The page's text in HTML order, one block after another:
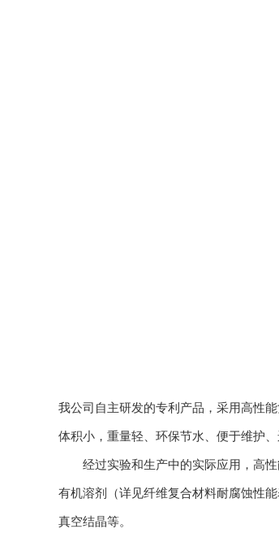
我公司自主研发的专利产品，采用高性
体积小，重量轻、环保节水、便于维护、
经过实验和生产中的实际应用，高性
有机溶剂（详见纤维复合材料耐腐蚀性
真空结晶等。